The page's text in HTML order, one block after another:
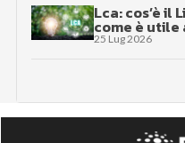
Lca: cos’è il
come è
25 Lug 2026